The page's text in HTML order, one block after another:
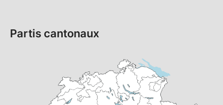
Partis cantonaux